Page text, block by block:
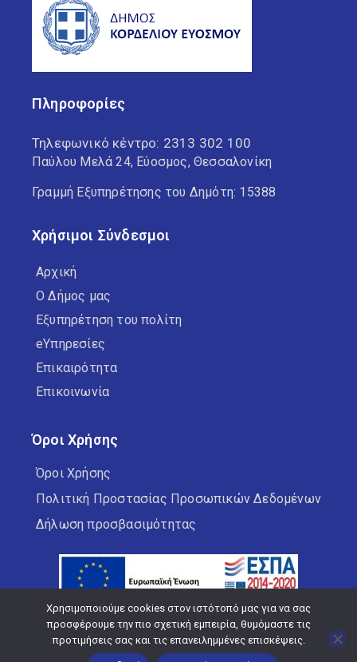
Πληροφορίες
Τηλεφωνικό κέντρο: 2313 302 100
Παύλου Μελά 24, Εύοσμος, Θεσσαλονίκη
Γραμμή Εξυπηρέτησης του Δημότη: 15388
Χρήσιμοι Σύνδεσμοι
Αρχική
Ο Δήμος μας
Εξυπηρέτηση του πολίτη
eΥπηρεσίες
Επικαιρότητα
Επικοινωνία
Όροι Χρήσης
Όροι Χρήσης
Πολιτική Προστασίας Προσωπικών Δεδομένων
Δήλωση προσβασιμότητας
Χρησιμοποιούμε cookies στον ιστότοπό μας για να σας
προσφέρουμε την πιο σχετική εμπειρία, θυμόμαστε τις
προτιμήσεις σας και τις επανειλημμένες επισκέψεις.